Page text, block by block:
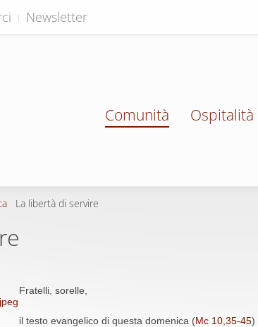
Newsletter
Comunità Ospitalità
La libertà di servire
Fratelli, sorelle,
il testo evangelico di questa domenica (Mc 10,35-45)